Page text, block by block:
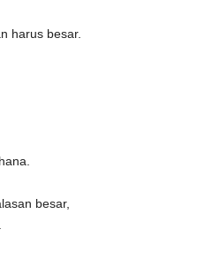
harus besar.
besar,